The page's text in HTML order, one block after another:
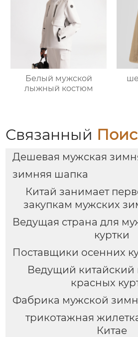
Белый мужской
лыжный костюм
Связанный
Дешевая мужская
зимняя шапка
Китай занимает
закупкам мужских
Ведущая страна для
куртки
Поставщики осенних
Ведущий китайский
красных
Фабрика мужской
трикотажная
Китае